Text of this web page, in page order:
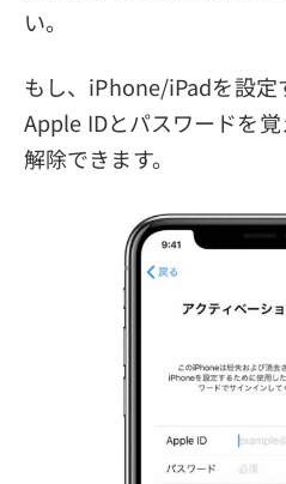
い。
もし、iPhone/iPadを設定
Apple IDとパスワードを
解除できます。